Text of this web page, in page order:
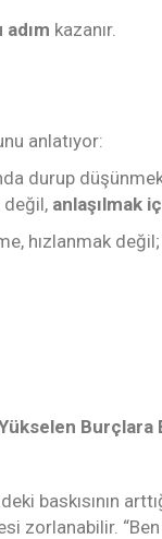
kazanır.
anlatıyor:
durup
değil, anlaşılmak
hızlanmak
Burçlara
baskısının
zorlanabilir.